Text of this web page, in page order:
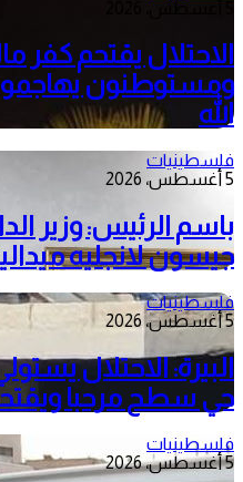
الاحتلال يقتحم كفر
ومستوطنون يهاجمون
الله
فلسطينيات
5 أغسطس، 2026
باسم الرئيس: وزير
جيسون لانجليه
فلسطينيات
5 أغسطس، 2026
البيرة: الاحتلال
حي سطح مرحبا
فلسطينيات
5 أغسطس، 2026